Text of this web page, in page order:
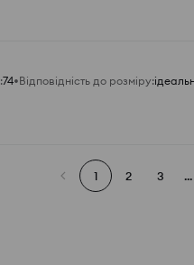
:74 Відповідність до розміру:
1 2 3 ...